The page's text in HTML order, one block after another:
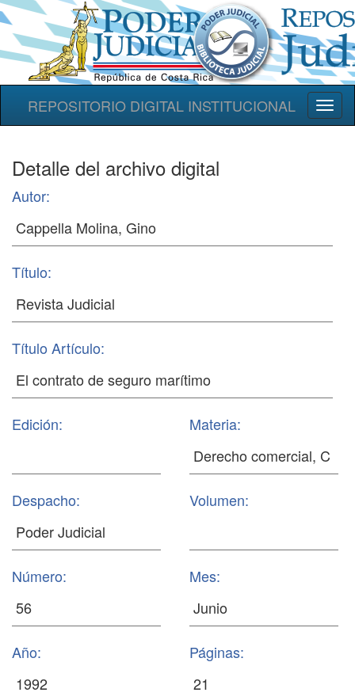
REPOSITORIO DIGITAL INSTITUCIONAL
Detalle del archivo digital
Autor:
Título:
Título Artículo:
Edición: Materia:
Despacho: Volumen:
Número: Mes:
Año: Páginas: